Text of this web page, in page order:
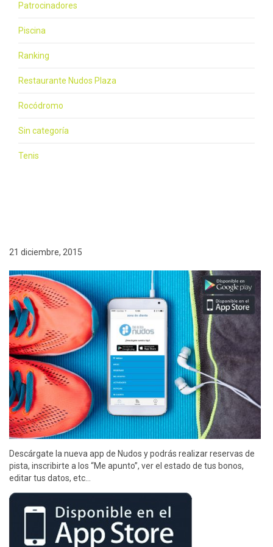
Patrocinadores
Piscina
Ranking
Restaurante Nudos Plaza
Rocódromo
Sin categoría
Tenis
21 diciembre, 2015
Descárgate la nueva app de Nudos y podrás realizar reservas de
pista, inscribirte a los “Me apunto”, ver el estado de tus bonos,
editar tus datos, etc…